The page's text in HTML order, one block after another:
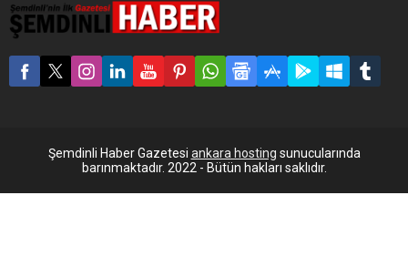
temsilciliğinden açıklama
geldi. Açıklamada,
çocukların eğitim
haklarından mahrum
bulunuldu. Eğitim-Sen
Nusaybin temsilciliği, ilçcede
Şemdinli Haber Gazetesi ankara hosting sunucularında
barınmaktadır. 2022 - Bütün hakları saklıdır.